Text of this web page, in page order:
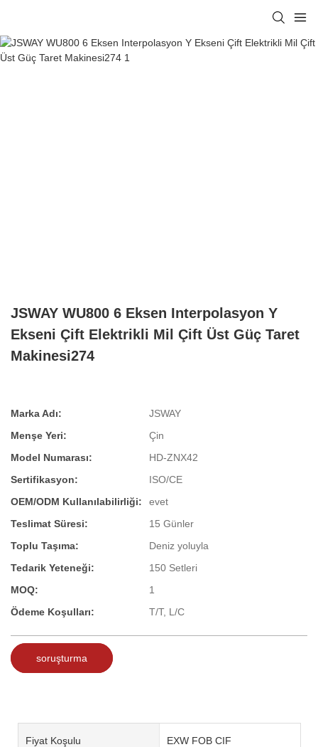
JSWAY WU800 6 Eksen Interpolasyon Y
Ekseni Çift Elektrikli Mil Çift Üst Güç Taret
Makinesi274
Marka Adı:
JSWAY
Menşe Yeri:
Çin
Model Numarası:
HD-ZNX42
Sertifikasyon:
ISO/CE
OEM/ODM Kullanılabilirliği:
evet
Teslimat Süresi:
15 Günler
Toplu Taşıma:
Deniz yoluyla
Tedarik Yeteneği:
150 Setleri
MOQ:
1
Ödeme Koşulları:
T/T, L/C
soruşturma
Fiyat Koşulu EXW FOB CIF